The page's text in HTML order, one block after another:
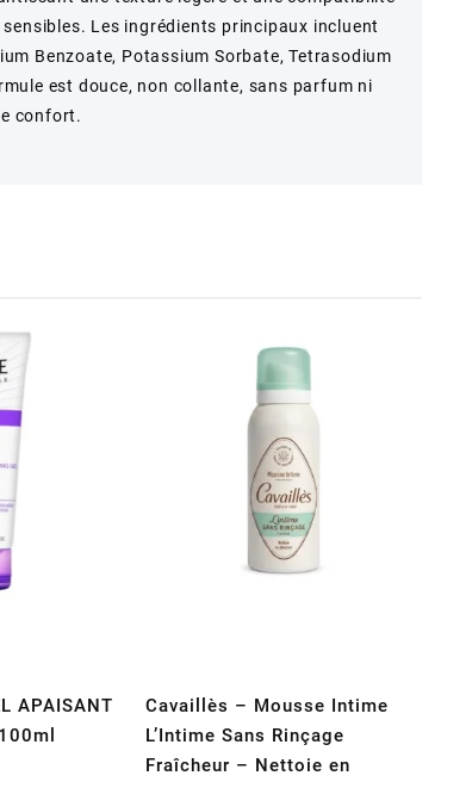
Les ingrédients principaux incluent
Benzoate, Potassium Sorbate, Tetrasodium
est douce, non collante, sans parfum ni
confort.
APAISANT
Cavaillès – Mousse Intime
L’Intime Sans Rinçage
Fraîcheur – Nettoie en